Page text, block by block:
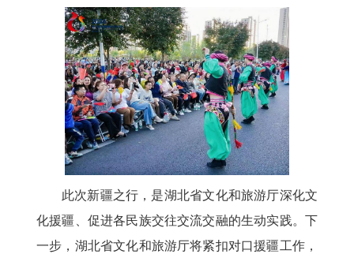
此次新疆之行，是湖北省文化和旅游厅深化文
化援疆、促进各民族交往交流交融的生动实践。下
一步，湖北省文化和旅游厅将紧扣对口援疆工作，